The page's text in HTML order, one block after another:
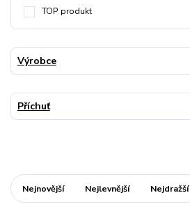
TOP produkt
Výrobce
Příchuť
Nejnovější Nejlevnější Nejdražší